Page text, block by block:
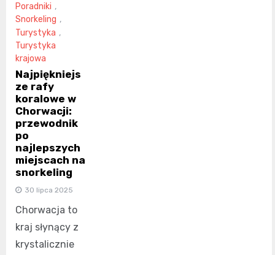
Poradniki ,
Snorkeling ,
Turystyka ,
Turystyka
krajowa
Najpiękniejs
ze rafy
koralowe w
Chorwacji:
przewodnik
po
najlepszych
miejscach na
snorkeling
30 lipca 2025
Chorwacja to
kraj słynący z
krystalicznie